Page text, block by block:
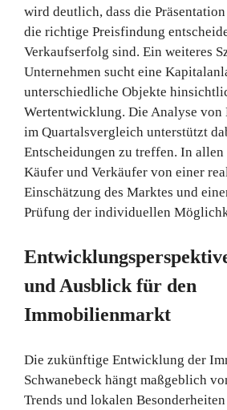
wird deutlich, dass die
die richtige Preisfindung
Verkaufserfolg sind. Ein weiteres
Unternehmen sucht eine
unterschiedliche Objekte
Wertentwicklung. Die Analyse von
im Quartalsvergleich unterstützt
Entscheidungen zu treffen. In
Käufer und Verkäufer von einer
Einschätzung des Marktes und
Prüfung der individuellen
und Ausblick für den
Immobilienmarkt
Die zukünftige Entwicklung der
Schwanebeck hängt maßgeblich
Trends und lokalen